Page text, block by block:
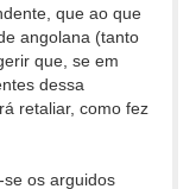
que ao que
angolana (tanto
que, se em
dessa
retaliar, como fez
os arguidos